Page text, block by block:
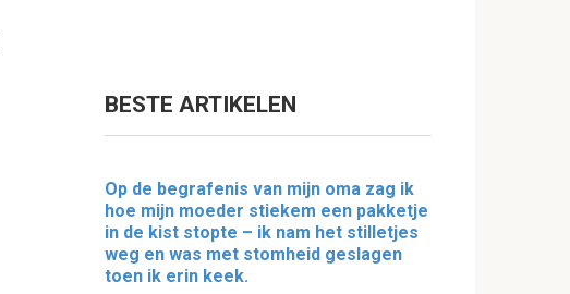
BESTE ARTIKELEN
Op de begrafenis van mijn oma zag ik
hoe mijn moeder stiekem een pakketje
in de kist stopte – ik nam het stilletjes
weg en was met stomheid geslagen
toen ik erin keek.